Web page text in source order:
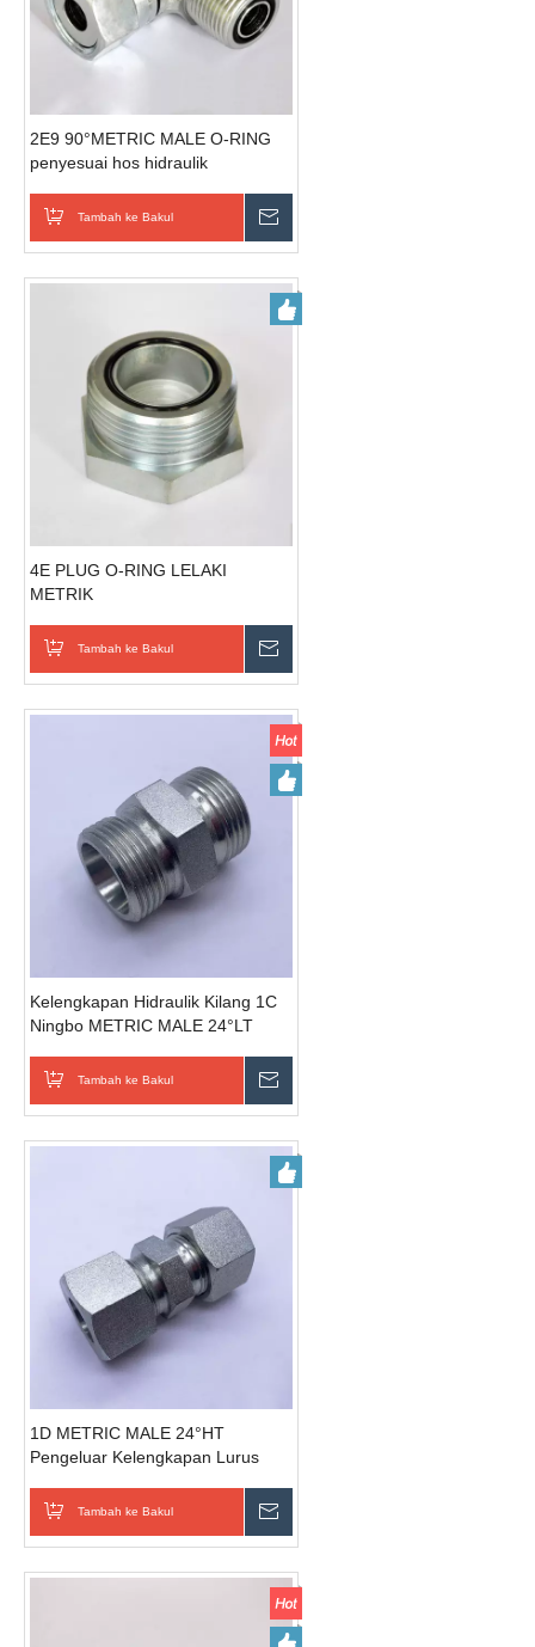
2E9 90°METRIC MALE O-RING
penyesuai hos hidraulik
Tambah ke Bakul
4E PLUG O-RING LELAKI
METRIK
Tambah ke Bakul
Kelengkapan Hidraulik Kilang 1C
Ningbo METRIC MALE 24°LT
Tambah ke Bakul
1D METRIC MALE 24°HT
Pengeluar Kelengkapan Lurus
Tambah ke Bakul